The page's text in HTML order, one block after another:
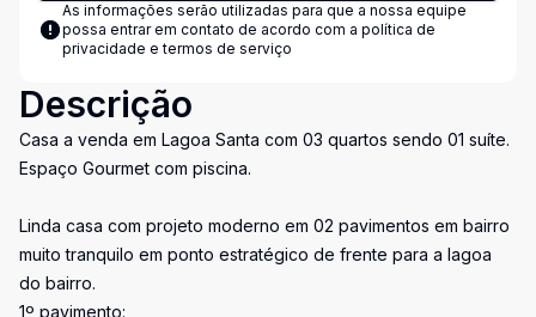
As informações serão utilizadas para que a nossa equipe
possa entrar em contato de acordo com a política de
privacidade e termos de serviço
Descrição
Casa a venda em Lagoa Santa com 03 quartos sendo 01 suíte.
Espaço Gourmet com piscina.
Linda casa com projeto moderno em 02 pavimentos em bairro
muito tranquilo em ponto estratégico de frente para a lagoa
do bairro.
1º pavimento: